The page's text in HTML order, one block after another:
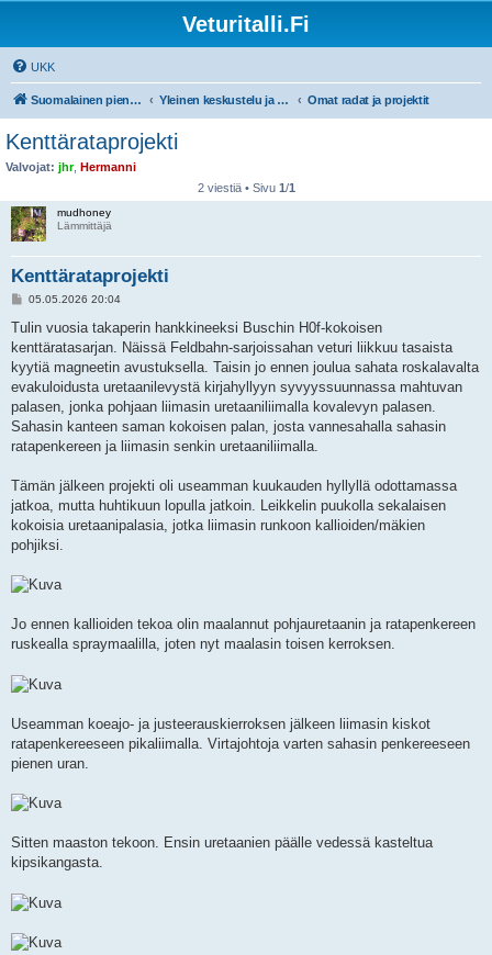
Veturitalli.Fi
UKK
Suomalainen pienoisrautatiefoorumi Yleinen keskustelu ja muut mittakaavat Omat radat ja projektit
Kenttärataprojekti
Valvojat: jhr, Hermanni
2 viestiä • Sivu 1/1
mudhoney
Lämmittäjä
Kenttärataprojekti
V
e
t
i
05.05.2026 20:04
Tulin vuosia takaperin hankkineeksi Buschin H0f-kokoisen
kenttäratasarjan. Näissä Feldbahn-sarjoissahan veturi liikkuu tasaista
kyytiä magneetin avustuksella. Taisin jo ennen joulua sahata roskalavalta
evakuloidusta uretaanilevystä kirjahyllyyn syvyyssuunnassa mahtuvan
palasen, jonka pohjaan liimasin uretaaniliimalla kovalevyn palasen.
Sahasin kanteen saman kokoisen palan, josta vannesahalla sahasin
ratapenkereen ja liimasin senkin uretaaniliimalla.
Tämän jälkeen projekti oli useamman kuukauden hyllyllä odottamassa
jatkoa, mutta huhtikuun lopulla jatkoin. Leikkelin puukolla sekalaisen
kokoisia uretaanipalasia, jotka liimasin runkoon kallioiden/mäkien
pohjiksi.
Jo ennen kallioiden tekoa olin maalannut pohjauretaanin ja ratapenkereen
ruskealla spraymaalilla, joten nyt maalasin toisen kerroksen.
Useamman koeajo- ja justeerauskierroksen jälkeen liimasin kiskot
ratapenkereeseen pikaliimalla. Virtajohtoja varten sahasin penkereeseen
pienen uran.
Sitten maaston tekoon. Ensin uretaanien päälle vedessä kasteltua
kipsikangasta.